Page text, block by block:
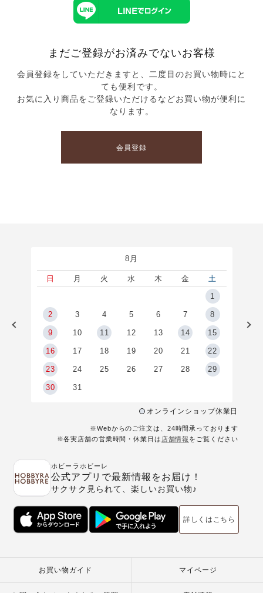
まだご登録がお済みでないお客様
会員登録をしていただきますと、二度目のお買い物時にと
ても便利です。
お気に入り商品をご登録いただけるなどお買い物が便利に
なります。
会員登録
8月
日 月 火 水 木 金
土
1
2 3 4 5 6 7 8
9 10 11 12 13 14 15
16 17 18 19 20 21 22
23 24 25 26 27 28 29
30 31
オンラインショップ休業日
※Webからのご注文は、24時間承っております
※各実店舗の営業時間・休業日は 店舗情報 をご覧ください
ホビーラホビーレ
公式アプリで最新情報をお届け！
サクサク見られて、楽しいお買い物♪
詳しくはこちら
お買い物ガイド マイページ